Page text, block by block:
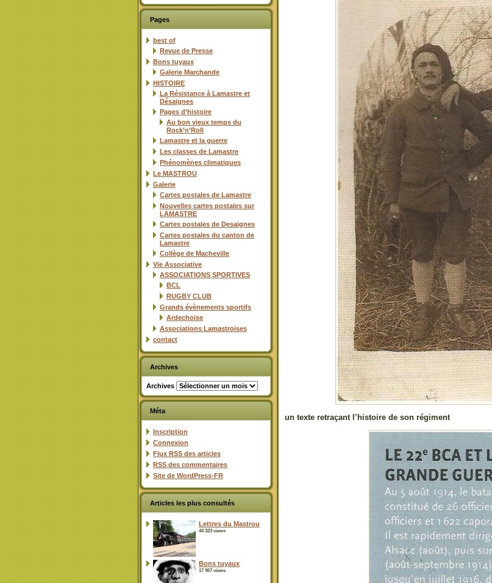
Pages
best of
Revue de Presse
Bons tuyaux
Galerie Marchande
HISTOIRE
La Résistance à Lamastre et
Désaignes
Pages d’histoire
Au bon vieux temps du
Rock’n’Roll
Lamastre et la guerre
Les classes de Lamastre
Phénomènes climatiques
Le MASTROU
Galerie
Cartes postales de Lamastre
Nouvelles cartes postales sur
LAMASTRE
Cartes postales de Desaignes
Cartes postales du canton de
Lamastre
Collège de Macheville
Vie Associative
ASSOCIATIONS SPORTIVES
BCL
RUGBY CLUB
Grands évènements sportifs
Ardechoise
Associations Lamastroises
contact
Archives
Archives
Méta
Inscription
Connexion
Flux RSS des articles
RSS des commentaires
Site de WordPress-FR
Articles les plus consultés
Lettres du Mastrou
44 323 views
Bons tuyaux
17 967 views
un texte retraçant l’histoire de son régiment